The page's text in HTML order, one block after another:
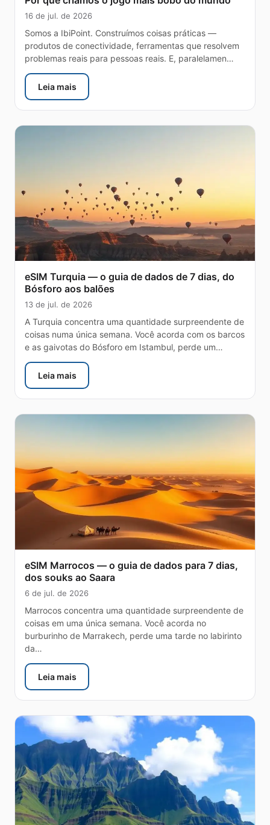
16 de jul. de 2026
Somos a IbiPoint. Construímos coisas práticas —
produtos de conectividade, ferramentas que resolvem
problemas reais para pessoas reais. E, paralelamen…
Leia mais
: Por que criamos o jogo mais bobo do mundo
eSIM Turquia — o guia de dados de 7 dias, do
Bósforo aos balões
13 de jul. de 2026
A Turquia concentra uma quantidade surpreendente de
coisas numa única semana. Você acorda com os barcos
e as gaivotas do Bósforo em Istambul, perde um…
Leia mais
: eSIM Turquia — o guia de dados de 7 dias, do
eSIM Marrocos — o guia de dados para 7 dias,
dos souks ao Saara
6 de jul. de 2026
Marrocos concentra uma quantidade surpreendente de
coisas em uma única semana. Você acorda no
burburinho de Marrakech, perde uma tarde no labirinto
da…
Leia mais
: eSIM Marrocos — o guia de dados para 7 dias, dos